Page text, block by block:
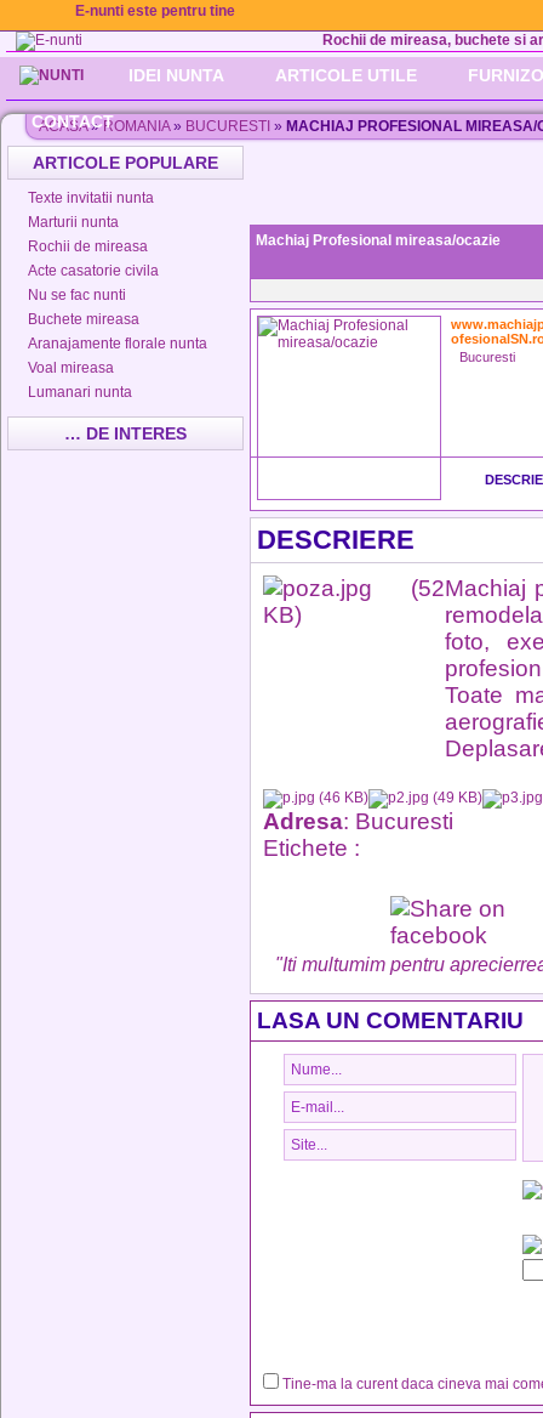
E-nunti este pentru tine
Rochii de mireasa, buchete si
IDEI NUNTA ARTICOLE UTILE
CONTACT
ACASA»ROMANIA» BUCURESTI » MACHIAJ PROFESIONAL MIREASA/
ARTICOLE POPULARE
Texte invitatii nunta
Marturii nunta
Rochii de mireasa
Acte casatorie civila
Nu se fac nunti
Buchete mireasa
Aranajamente florale nunta
Voal mireasa
Lumanari nunta
… DE INTERES
Machiaj Profesional mireasa/ocazie
Bucuresti
DESCRIERE
Machiaj
foto,
Toate
Adresa: Bucuresti
Etichete :
"Iti multumim pentru
LASA UN COMENTARIU
Tine-ma la curent daca cineva mai